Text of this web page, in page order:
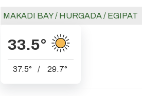
MAKADI BAY/ HURGADA/ EGIPAT
33.5°
37.5° / 29.7°